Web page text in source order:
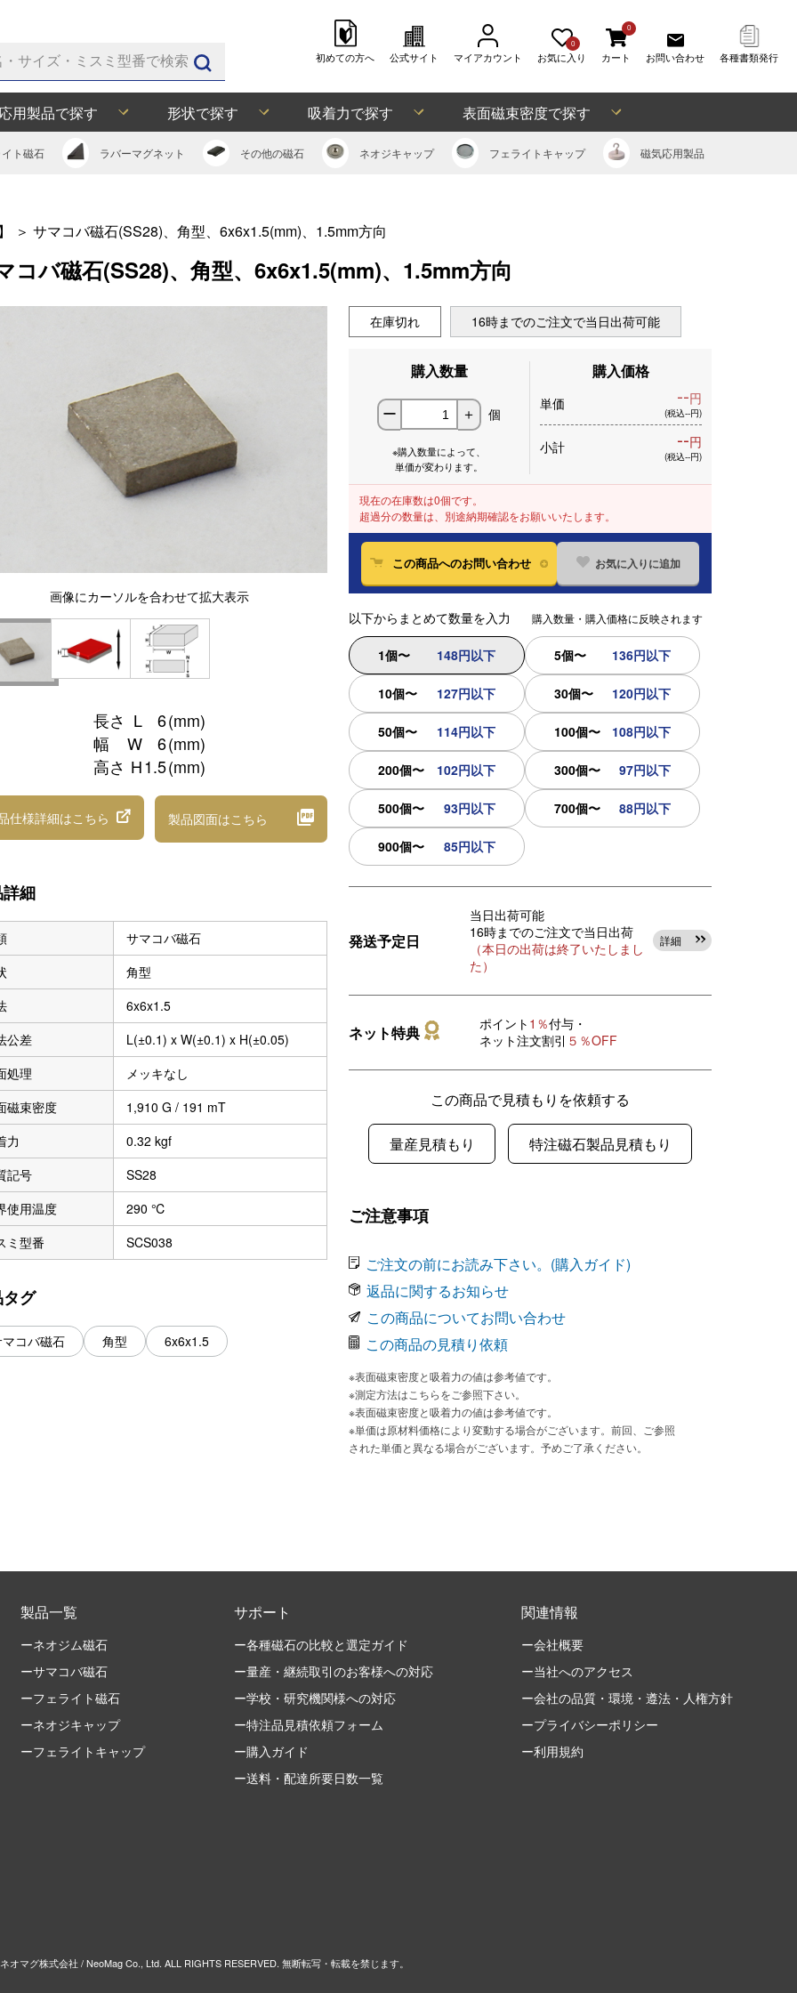
初めての方へ 公式サイト マイアカウント
0
お気に入り
0
カート お問い合わせ 各種書類発行
用製品で探す 形状で探す 吸着力で探す 表面磁束密度で探す
ト磁石 ラバーマグネット その他の磁石 ネオジキャップ フェライト キャップ 磁気応用製品
＞ サマコバ磁石(SS28)、角型、6x6x1.5(mm)、1.5mm方向
コバ磁石(SS28)、角型、6x6x1.5(mm)、1.5mm方向
画像にカーソルを合わせて拡大表示
長さ L 6(mm)
幅
W 6(mm)
高さ H1.5(mm)
仕様詳細はこちら 製品図面はこちら
細
サマコバ磁石
角型
6x6x1.5
公差
L(±0.1) x W(±0.1) x H(±0.05)
処理
メッキなし
磁束密度
1,910 G / 191 mT
力
0.32 kgf
記号
SS28
使用温度
290 ℃
ミ型番
SCS038
グ
コバ磁石 角型 6x6x1.5
在庫切れ 16時までのご注文で当日出荷可能
購入数量
ー ＋ 個
※購入数量によって、
単価が変わります。
購入価格
単価 --円
(税込--円)
小計 --円
(税込--円)
現在の在庫数は0個です。
超過分の数量は、別途納期確認をお願いいたします。
この商品へのお問い合わせ お気に入りに追加
以下からまとめて数量を入力 購入数量・購入価格に反映されます
1個〜 148円以下 5個〜 136円以下
10個〜 127円以下 30個〜 120円以下
50個〜 114円以下 100個〜 108円以下
200個〜 102円以下 300個〜 97円以下
500個〜 93円以下 700個〜 88円以下
900個〜 85円以下
発送予定日
当日出荷可能
16時までのご注文で当日出荷
（本日の出荷は終了いたしまし
た）
詳細
ネット特典 ポイント 1％付与・
ネット注文割引 ５％OFF
この商品で見積もりを依頼する
量産見積もり 特注磁石製品見積もり
ご注意事項
ご注文の前にお読み下さい。(購入ガイド)
返品に関するお知らせ
この商品についてお問い合わせ
この商品の見積り依頼
※表面磁束密度と吸着力の値は参考値です。
※測定方法はこちらをご参照下さい。
※表面磁束密度と吸着力の値は参考値です。
※単価は原材料価格により変動する場合がございます。前回、ご参照
された単価と異なる場合がございます。予めご了承ください。
製品一覧
ーネオジム磁石
ーサマコバ磁石
ーフェライト磁石
ーネオジキャップ
ーフェライトキャップ
サポート
ー各種磁石の比較と選定ガイド
ー量産・継続取引のお客様への対応
ー学校・研究機関様への対応
ー特注品見積依頼フォーム
ー購入ガイド
ー送料・配達所要日数一覧
関連情報
ー会社概要
ー当社へのアクセス
ー会社の品質・環境・遵法・人権方針
ープライバシーポリシー
ー利用規約
オマグ株式会社 / NeoMag Co., Ltd. ALL RIGHTS RESERVED. 無断転写・転載を禁じます。